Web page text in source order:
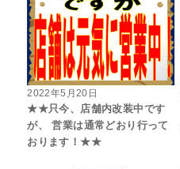
2022年5月20日
★★只今、店舗内改装中です
が、 営業は通常どおり行って
おります！★★